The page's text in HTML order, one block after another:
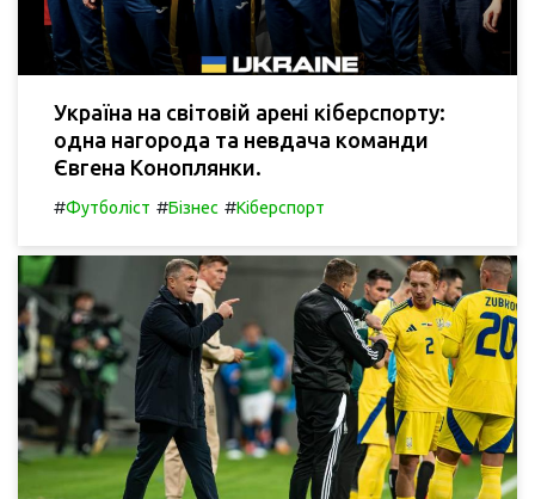
Україна на світовій арені кіберспорту:
одна нагорода та невдача команди
Євгена Коноплянки.
#Футболіст #Бізнес #Кіберспорт